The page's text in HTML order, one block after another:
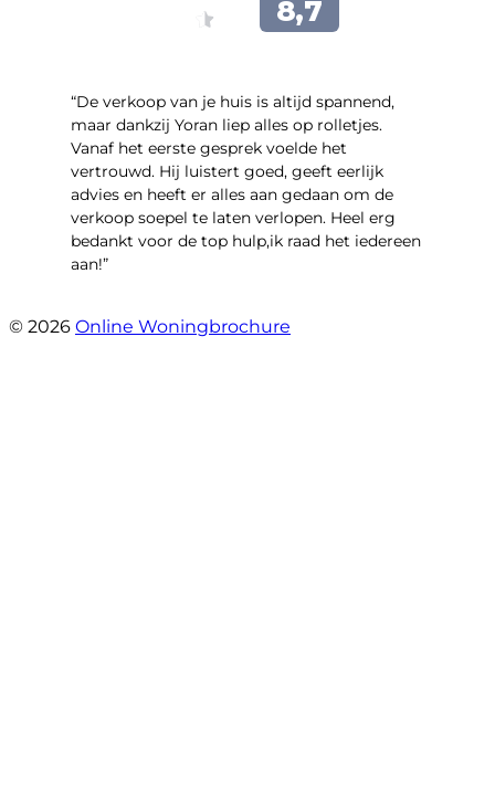
“​De verkoop van je huis is altijd spannend,
maar dankzij Yoran liep alles op rolletjes.
Vanaf het eerste gesprek voelde het
vertrouwd. Hij luistert goed, geeft eerlijk
advies en heeft er alles aan gedaan om de
verkoop soepel te laten verlopen. Heel erg
bedankt voor de top hulp,ik raad het iedereen
aan!”
© 2026 Online Woningbrochure